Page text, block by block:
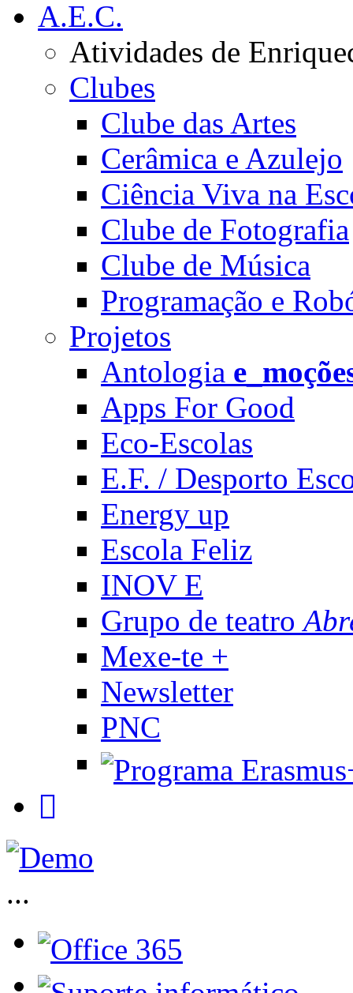
A.E.C.
Atividades de
Clubes
Clube das Artes
Cerâmica e Azulejo
Ciência Viva na
Clube de Fotografia
Clube de Música
Programação e
Projetos
Antologia
Apps For Good
Eco-Escolas
E.F. / Desporto
Energy up
Escola Feliz
INOV E
Grupo de teatro
Mexe-te +
Newsletter
PNC
...